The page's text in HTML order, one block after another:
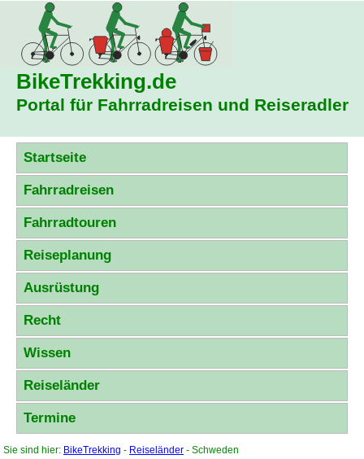
BikeTrekking.de
Portal für Fahrradreisen und Reiseradler
Startseite
Fahrradreisen
Fahrradtouren
Reiseplanung
Ausrüstung
Recht
Wissen
Reiseländer
Termine
Sie sind hier: BikeTrekking - Reiseländer - Schweden